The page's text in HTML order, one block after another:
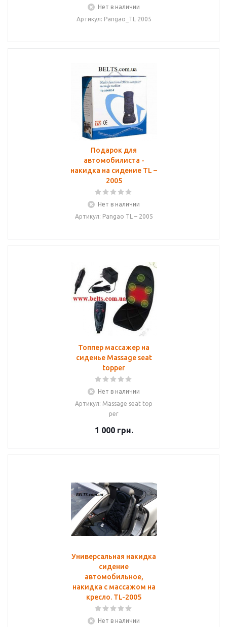
Нет в наличии
Артикул: Pangao_TL 2005
Подарок для
автомобилиста -
накидка на сидение TL –
2005
Нет в наличии
Артикул: Pangao TL – 2005
Топпер массажер на
сиденье Massage seat
topper
Нет в наличии
Артикул: Massage seat top
per
1 000грн.
Универсальная накидка
сидение
автомобильное,
накидка с массажом на
кресло. TL-2005
Нет в наличии